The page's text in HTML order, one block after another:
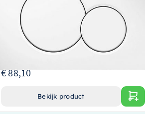
Hoogwaardig product van het bekende merk
Wiesbaden
Elegant
ontwerp voor een harmonieuze
aanvulling op uw badkamersfeer
Geavanceerd Geberit Sigma-01 systeem voor
eenvoudige bediening
€ 88,10
Bekijk product